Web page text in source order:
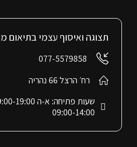
תצוגה ואיסוף עצמי בתיאום
077-5579858
רח׳ הרצל 66 נהריה
09:00-14:00